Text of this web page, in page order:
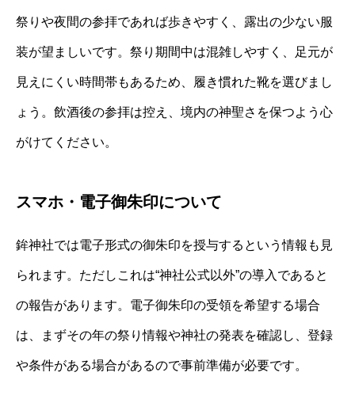
祭りや夜間の参拝であれば歩きやすく、露出の少ない服
装が望ましいです。祭り期間中は混雑しやすく、足元が
見えにくい時間帯もあるため、履き慣れた靴を選びまし
ょう。飲酒後の参拝は控え、境内の神聖さを保つよう心
がけてください。
スマホ・電子御朱印について
鉾神社では電子形式の御朱印を授与するという情報も見
られます。ただしこれは“神社公式以外”の導入であると
の報告があります。電子御朱印の受領を希望する場合
は、まずその年の祭り情報や神社の発表を確認し、登録
や条件がある場合があるので事前準備が必要です。